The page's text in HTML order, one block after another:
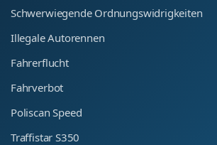
Schwerwiegende Ordnungswidrigkeiten
Illegale Autorennen
Fahrerflucht
Fahrverbot
Poliscan Speed
Traffistar S350